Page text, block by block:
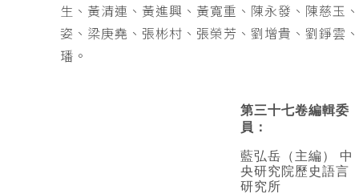
生、黃清連、黃進興、黃寬重、陳永發、陳慈玉
姿、梁庚堯、張彬村、張榮芳、劉增貴、劉錚雲
璠。
第三十七卷編輯委
員：
藍弘岳（主編） 中
央研究院歷史語言
研究所